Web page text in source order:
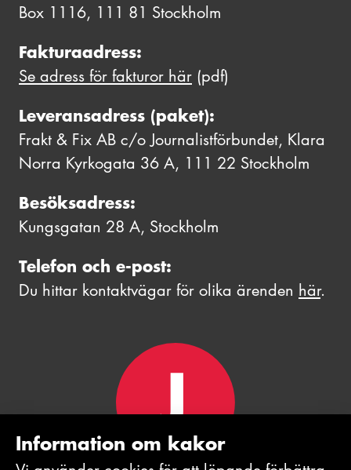
Box 1116, 111 81 Stockholm
Fakturaadress:
Se adress för fakturor här (pdf)
Leveransadress (paket):
Frakt & Fix AB c/o Journalistförbundet, Klara
Norra Kyrkogata 36 A, 111 22 Stockholm
Besöksadress:
Kungsgatan 28 A, Stockholm
Telefon och e-post:
Du hittar kontaktvägar för olika ärenden här.
Information om kakor